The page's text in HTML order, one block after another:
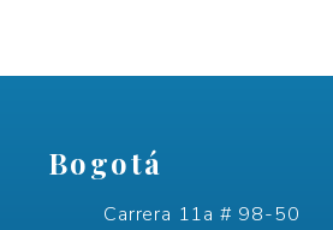
Bogotá
Carrera 11a # 98-50